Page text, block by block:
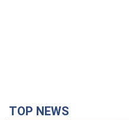
троє людей, серед